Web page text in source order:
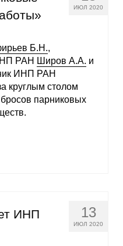
ИЮЛ 2020
Б.Н.,
РАН Широв А.А. и
ИНП РАН
круглым столом
парниковых
13
ИЮЛ 2020
ИНП